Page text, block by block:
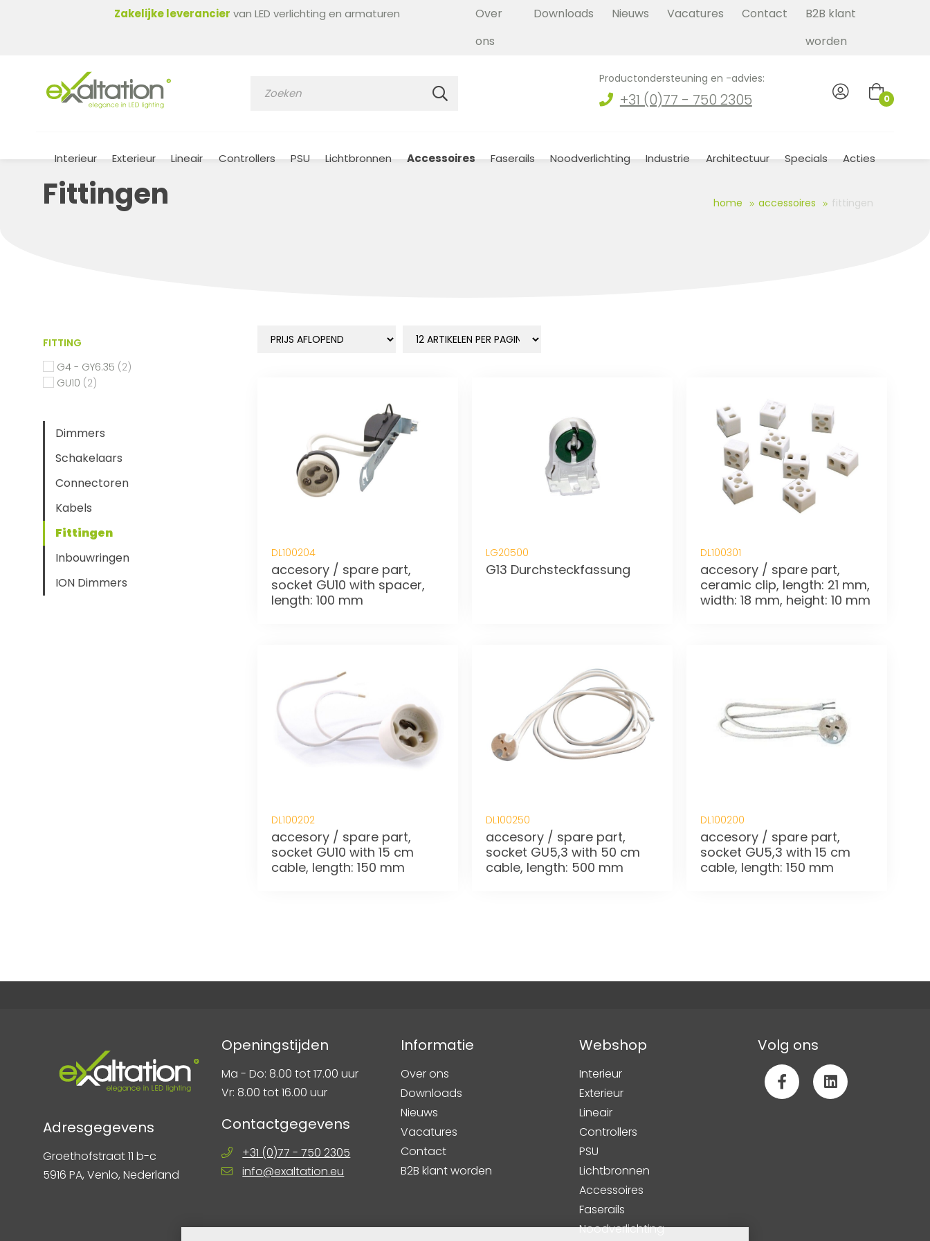
Zakelijke leverancier van LED verlichting en armaturen
Over
ons
Downloads Nieuws Vacatures Contact
B2B klant
worden
Productondersteuning en -advies:
+31 (0)77 - 750 2305 0
Interieur Exterieur Lineair Controllers PSU Lichtbronnen Accessoires Faserails Noodverlichting Industrie Architectuur Specials Acties
Fittingen home accessoires fittingen
DL100204
accesory / spare part,
socket GU10 with spacer,
length: 100 mm
LG20500
G13 Durchsteckfassung
DL100301
accesory / spare part,
ceramic clip, length: 21 mm,
width: 18 mm, height: 10 mm
DL100202
accesory / spare part,
socket GU10 with 15 cm
cable, length: 150 mm
DL100250
accesory / spare part,
socket GU5,3 with 50 cm
cable, length: 500 mm
DL100200
accesory / spare part,
socket GU5,3 with 15 cm
cable, length: 150 mm
FITTING
G4 - GY6.35 (2)
GU10 (2)
Dimmers
Schakelaars
Connectoren
Kabels
Fittingen
Inbouwringen
ION Dimmers
Adresgegevens
Groethofstraat 11 b-c
5916 PA, Venlo, Nederland
Openingstijden
Ma - Do: 8.00 tot 17.00 uur
Vr: 8.00 tot 16.00 uur
Contactgegevens
+31 (0)77 - 750 2305
info@exaltation.eu
Informatie
Over ons
Downloads
Nieuws
Vacatures
Contact
B2B klant worden
Webshop
Interieur
Exterieur
Lineair
Controllers
PSU
Lichtbronnen
Accessoires
Faserails
Noodverlichting
Volg ons